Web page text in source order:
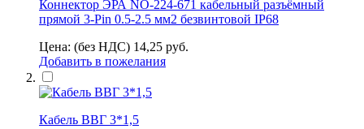
Коннектор ЭРА NO-224-671 кабельный разъёмный
прямой 3-Pin 0.5-2.5 мм2 безвинтовой IP68
Цена: (без НДС) 14,25 руб.
Добавить в пожелания
Кабель ВВГ 3*1,5